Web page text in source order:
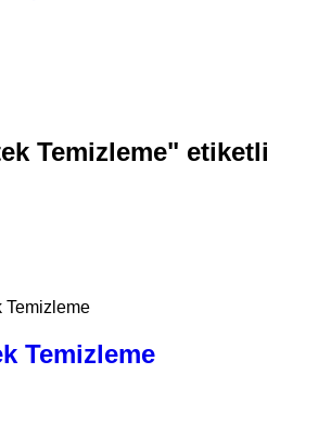
Temizleme" etiketli
Temizleme
Temizleme